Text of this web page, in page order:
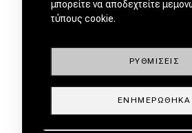
μπορείτε να αποδεχτείτε
τύπους cookie.
ΡΥΘΜΊΣΕΙΣ
ΕΝΗΜΕΡΏΘΗΚΑ